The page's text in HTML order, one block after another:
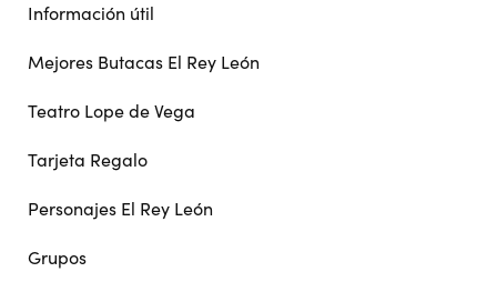
Información útil
Mejores Butacas El Rey León
Teatro Lope de Vega
Tarjeta Regalo
Personajes El Rey León
Grupos